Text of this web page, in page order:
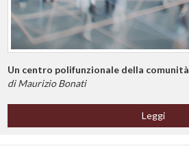
Un centro polifunzionale della comunità
di Maurizio Bonati
Leggi